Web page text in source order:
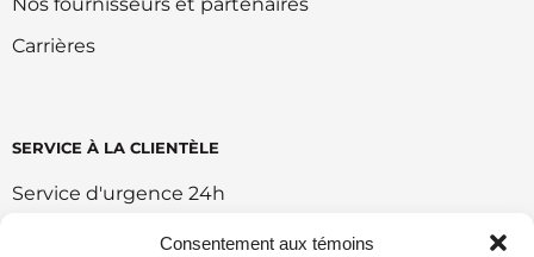
Consentement aux témoins
Carrières
SERVICE À LA CLIENTÈLE
Service d'urgence 24h
Retour et échange